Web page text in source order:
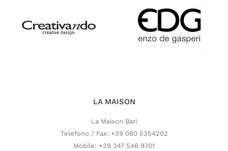
LA MAISON
La Maison Bari
Telefono / Fax: +39 080 5354202
Mobile: +39 347 546 9701